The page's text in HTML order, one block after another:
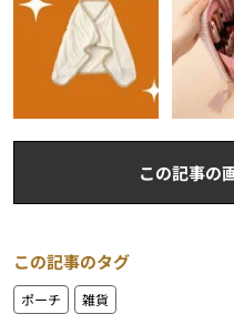
この記事の
この記事のタグ
ポーチ 雑貨